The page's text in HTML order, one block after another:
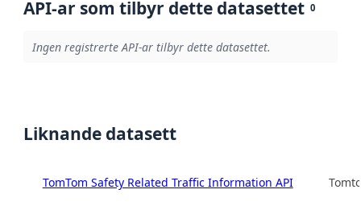
API-ar som tilbyr dette datasettet 0
Ingen registrerte API-ar tilbyr dette datasettet.
Liknande datasett
TomTom Safety Related Traffic Information API